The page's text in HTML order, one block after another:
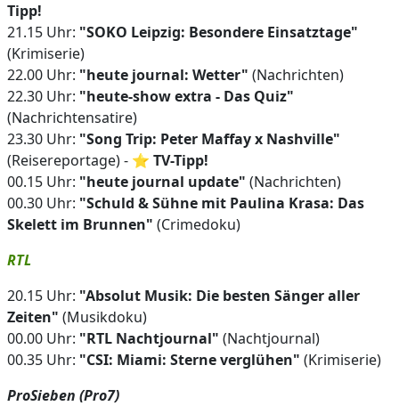
Tipp!
21.15 Uhr: "SOKO Leipzig: Besondere Einsatztage"
(Krimiserie)
22.00 Uhr: "heute journal: Wetter" (Nachrichten)
22.30 Uhr: "heute-show extra - Das Quiz"
(Nachrichtensatire)
23.30 Uhr: "Song Trip: Peter Maffay x Nashville"
(Reisereportage) - ⭐ TV-Tipp!
00.15 Uhr: "heute journal update" (Nachrichten)
00.30 Uhr: "Schuld & Sühne mit Paulina Krasa: Das
Skelett im Brunnen" (Crimedoku)
RTL
20.15 Uhr: "Absolut Musik: Die besten Sänger aller
Zeiten" (Musikdoku)
00.00 Uhr: "RTL Nachtjournal" (Nachtjournal)
00.35 Uhr: "CSI: Miami: Sterne verglühen" (Krimiserie)
ProSieben (Pro7)